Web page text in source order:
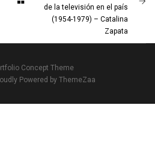
de la televisión en el país
(1954-1979) – Catalina
Zapata
Concept Theme
Powered by ThemeZaa